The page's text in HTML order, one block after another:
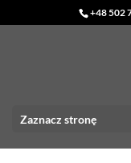
+48 502
Zaznacz stronę